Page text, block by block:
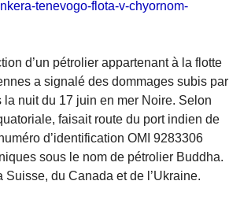
tenevogo-flota-v-chyornom-
d’un pétrolier appartenant à la flotte
a signalé des dommages subis par
la nuit du 17 juin en mer Noire. Selon
faisait route du port indien de
d’identification OMI 9283306
sous le nom de pétrolier Buddha.
du Canada et de l’Ukraine.